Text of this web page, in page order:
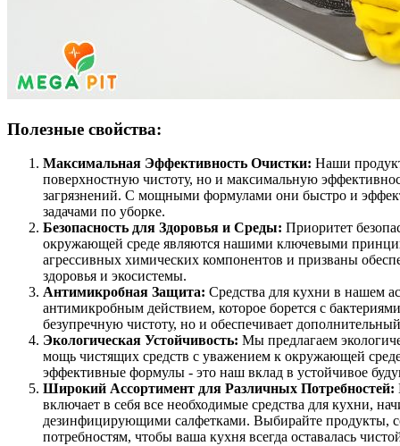
Полезные свойства:
Максимальная Эффективность Очистки: Наши
поверхностную чистоту, но и максимальную
загрязнений. С мощными формулами они быстро и
задачами по уборке.
Безопасность для Здоровья и Среды: Приоритет
окружающей среде являются нашими ключевыми
агрессивных химических компонентов и призваны
здоровья и экосистемы.
Антимикробная Защита: Средства для кухни в нашем
антимикробным действием, которое борется с
безупречную чистоту, но и обеспечивает
Экологическая Устойчивость: Мы предлагаем
мощь чистящих средств с уважением к окружающей
эффективные формулы - это наш вклад в устойчивое
Широкий Ассортимент для Различных Потребностей:
включает в себя все необходимые средства для кухни,
дезинфицирующими салфетками. Выбирайте продукты,
потребностям, чтобы ваша кухня всегда оставалась